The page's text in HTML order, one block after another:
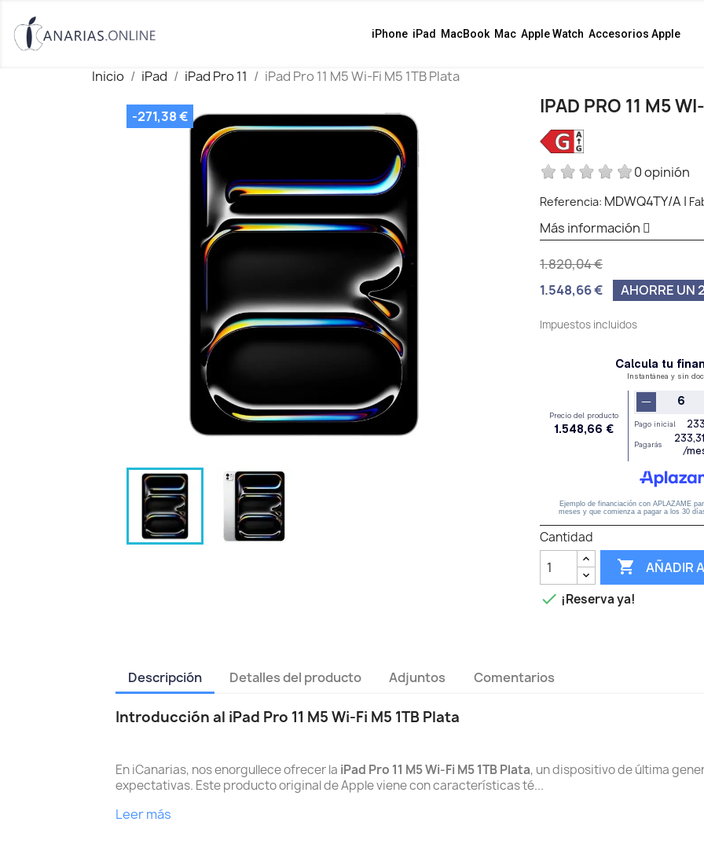
iPhone iPad MacBook Mac Apple Watch Accesorios Apple
Inicio iPad iPad Pro 11 iPad Pro 11 M5 Wi‑Fi M5 1TB Plata
-271,38 € IPAD PRO 11 M5
0 opinión
Referencia: MDWQ4TY/A |
Más información
1.820,04 €
1.548,66 €
AHORRE UN
Impuestos incluidos
Cantidad
 AÑADIR
 ¡Reserva ya!
Descripción Detalles del producto Adjuntos Comentarios
Introducción al iPad Pro 11 M5 Wi‑Fi M5 1TB Plata
En iCanarias, nos enorgullece ofrecer la iPad Pro 11 M5 Wi‑Fi M5 1TB Plata, un dispositivo de última
expectativas. Este producto original de Apple viene con características té...
Leer más